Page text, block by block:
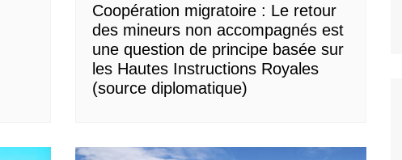
Coopération migratoire : Le retour
des mineurs non accompagnés est
une question de principe basée sur
les Hautes Instructions Royales
(source diplomatique)